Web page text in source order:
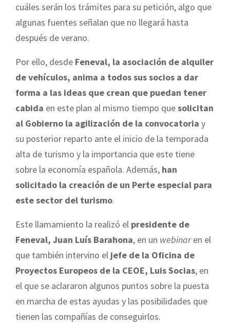
cuáles serán los trámites para su petición, algo que
algunas fuentes señalan que no llegará hasta
después de verano.
Por ello, desde Feneval, la asociación de alquiler
de vehículos, anima a todos sus socios a dar
forma a las ideas que crean que puedan tener
cabida en este plan al mismo tiempo quesolicitan
al Gobierno la agilización de la convocatoria y
su posterior reparto ante el inicio de la temporada
alta de turismo y la importancia que este tiene
sobre la economía española. Además, han
solicitado la creación de un Perte especial para
este sector del turismo.
Este llamamiento la realizó el presidente de
Feneval, Juan Luís Barahona, en un webinaren el
que también intervino el jefe de la Oficina de
Proyectos Europeos de la CEOE, Luis Socias, en
el que se aclararon algunos puntos sobre la puesta
en marcha de estas ayudas y las posibilidades que
tienen las compañías de conseguirlos.